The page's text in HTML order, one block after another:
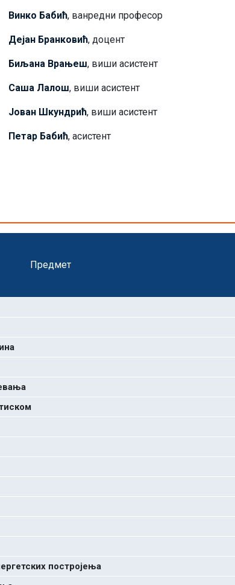
Винко Бабић, ванредни професор
Дејан Бранковић, доцент
Биљана Врањеш, виши асистент
Саша Лалош, виши асистент
Јован Шкундрић, виши асистент
Петар Бабић, асистент
Предмет
постројења